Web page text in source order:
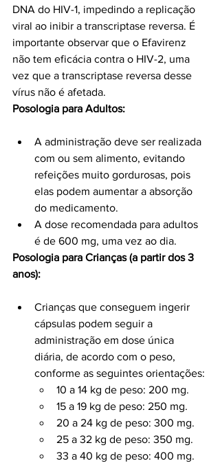
DNA do HIV-1, impedindo a replicação
viral ao inibir a transcriptase reversa. É
importante observar que o Efavirenz
não tem eficácia contra o HIV-2, uma
vez que a transcriptase reversa desse
vírus não é afetada.
Posologia para Adultos:
A administração deve ser realizada
com ou sem alimento, evitando
refeições muito gordurosas, pois
elas podem aumentar a absorção
do medicamento.
A dose recomendada para adultos
é de 600 mg, uma vez ao dia.
Posologia para Crianças (a partir dos 3
anos):
Crianças que conseguem ingerir
cápsulas podem seguir a
administração em dose única
diária, de acordo com o peso,
conforme as seguintes orientações:
10 a 14 kg de peso: 200 mg.
15 a 19 kg de peso: 250 mg.
20 a 24 kg de peso: 300 mg.
25 a 32 kg de peso: 350 mg.
33 a 40 kg de peso: 400 mg.